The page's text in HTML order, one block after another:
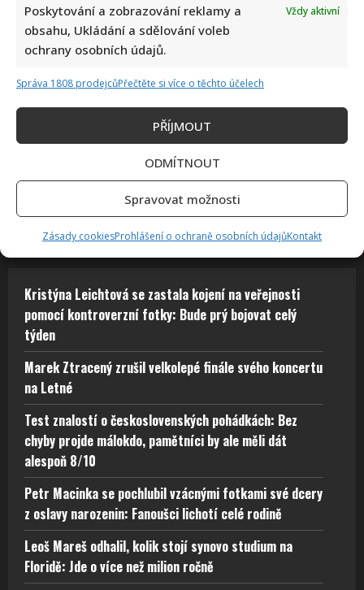
Poskytování a zobrazování reklamy a
obsahu, Ukládání a sdělování voleb
ochrany osobních údajů.
Vždy aktivní
Správa 1808 prodejcůPřečtěte si více o těchto účelech
PŘÍJMOUT
ODMÍTNOUT
Spravovat možnosti
Zásady cookiesProhlášení o ochraně osobních údajůKontakt
Leoš Mareš odhalil, kolik stojí synovo studium na Floridě:
Kristýna Leichtová se zastala kojení na veřejnosti
pomocí kontroverzní fotky: Bude prý bojovat celý
týden
Marek Ztracený zrušil velkolepé finále svého koncertu
na Letné
Test znalostí o československých pohádkách: Bez
chyby projde málokdo, pamětníci by ale měli dát
alespoň 8/10
Petr Macinka se pochlubil vzácnými fotkami své dcery
z oslavy narozenin: Fanoušci lichotí celé rodině
Leoš Mareš odhalil, kolik stojí synovo studium na
Floridě: Jde o více než milion ročně